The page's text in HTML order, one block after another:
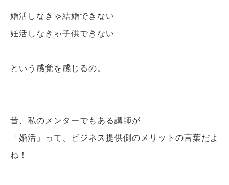
婚活しなきゃ結婚できない
妊活しなきゃ子供できない
という感覚を感じるの。
昔、私のメンターでもある講師が
「婚活」って、ビジネス提供側のメリットの言葉だよ
ね！